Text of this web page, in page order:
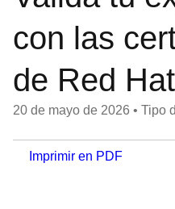
con las
de Red Hat
20 de mayo de 2026 • Tipo
Imprimir en PDF